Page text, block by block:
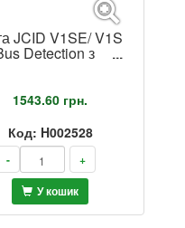
JCID V1SE/ V1S
Detection з
1543.60 грн.
Код: H002528
-
+
У кошик